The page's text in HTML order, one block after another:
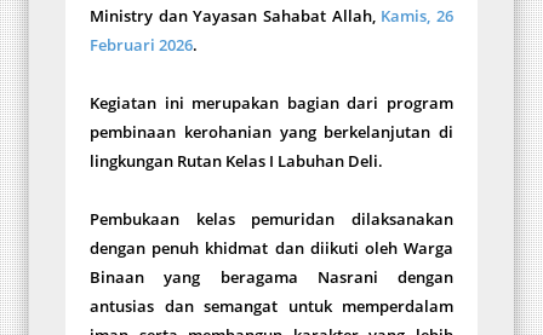
Ministry dan Yayasan Sahabat Allah, Kamis, 26
Februari 2026.
Kegiatan ini merupakan bagian dari program
pembinaan kerohanian yang berkelanjutan di
lingkungan Rutan Kelas I Labuhan Deli.
Pembukaan kelas pemuridan dilaksanakan
dengan penuh khidmat dan diikuti oleh Warga
Binaan yang beragama Nasrani dengan
antusias dan semangat untuk memperdalam